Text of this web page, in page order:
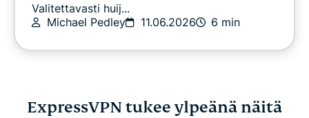
Valitettavasti huij...
Michael Pedley
11.06.2026 6 min
ExpressVPN tukee ylpeänä näitä